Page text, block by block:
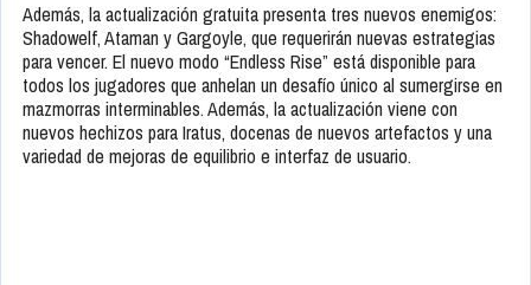
Además, la actualización gratuita presenta tres nuevos enemigos:
Shadowelf, Ataman y Gargoyle, que requerirán nuevas estrategias
para vencer. El nuevo modo “Endless Rise” está disponible para
todos los jugadores que anhelan un desafío único al sumergirse en
mazmorras interminables. Además, la actualización viene con
nuevos hechizos para Iratus, docenas de nuevos artefactos y una
variedad de mejoras de equilibrio e interfaz de usuario.